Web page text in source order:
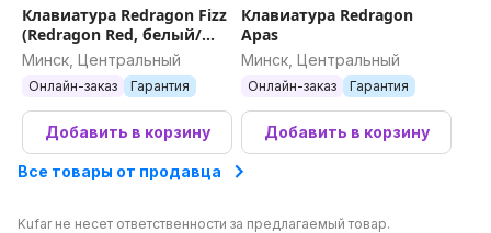
Клавиатура Redragon Fizz
(Redragon Red, белый/
бежевый)
Минск, Центральный
Онлайн-заказ Гарантия
Добавить в корзину
Клавиатура Redragon
Apas
Минск, Центральный
Онлайн-заказ Гарантия
Добавить в корзину
Все товары от продавца
Kufar не несет ответственности за предлагаемый товар.